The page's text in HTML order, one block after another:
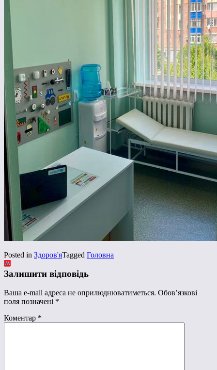
Posted in Здоров'яTagged Головна
Залишити відповідь
Ваша e-mail адреса не оприлюднюватиметься. Обов’язкові
поля позначені *
Коментар *